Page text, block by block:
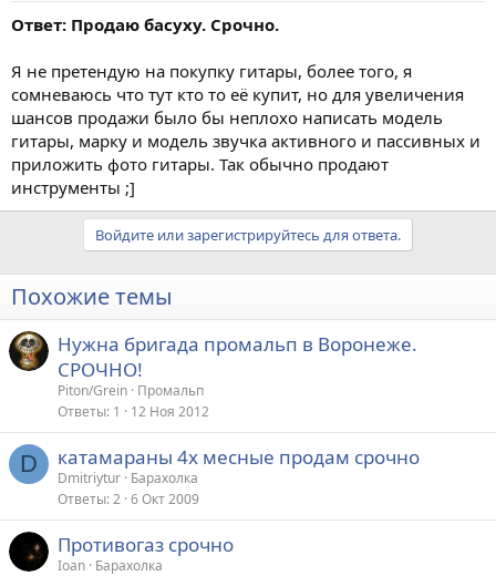
Ответ: Продаю басуху. Срочно.
Я не претендую на покупку гитары, более того, я
сомневаюсь что тут кто то её купит, но для увеличения
шансов продажи было бы неплохо написать модель
гитары, марку и модель звучка активного и пассивных и
приложить фото гитары. Так обычно продают
инструменты ;]
Войдите или зарегистрируйтесь для ответа.
Похожие темы
Нужна бригада промальп в Воронеже.
СРОЧНО!
Piton/Grein Промальп
Ответы 1 12 Ноя 2012
D катамараны 4х месные продам срочно
Dmitriytur Барахолка
Ответы 2 6 Окт 2009
Противогаз срочно
Ioan Барахолка